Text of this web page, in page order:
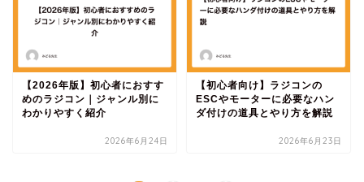
【2026年版】初心者におすす
めのラジコン｜ジャンル別に
わかりやすく紹介
2026年6月24日
【初心者向け】ラジコンの
ESCやモーターに必要なハン
ダ付けの道具とやり方を解説
2026年6月23日